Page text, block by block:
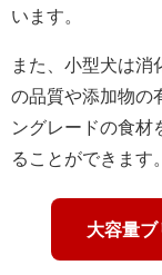
います。
また、小型犬は消
の品質や添加物の
ングレードの食材
ることができます。
大容量